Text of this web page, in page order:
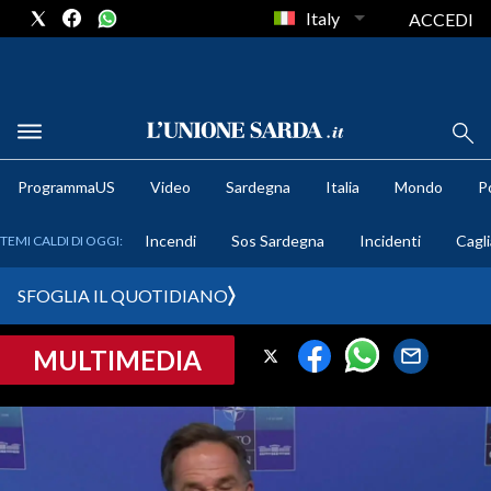
METEO
CRONACA SARDEGNA
PROVINCIA DI CAGLIARI
SULCIS IGLESIENTE
Italy ACCEDI
ProgrammaUS Video Sardegna Italia Mondo
TEMI CALDI DI OGGI: Incendi Sos Sardegna Incidenti
SFOGLIA IL QUOTIDIANO
MULTIMEDIA